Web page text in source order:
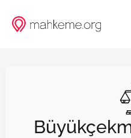
atla